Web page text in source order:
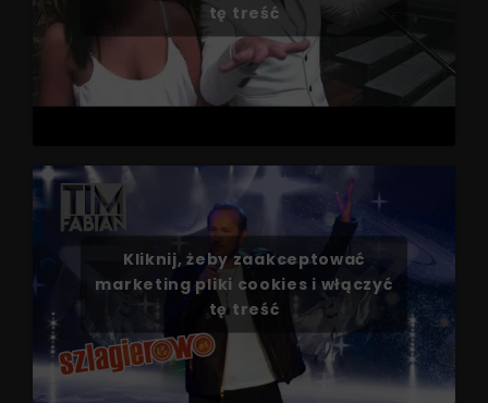
tę treść
Kliknij, żeby zaakceptować
marketing pliki cookies i włączyć
tę treść